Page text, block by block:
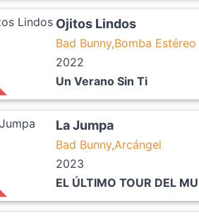
Ojitos Lindos
Bad Bunny,Bomba Estéreo
2022
Un Verano Sin Ti
La Jumpa
Bad Bunny,Arcángel
2023
EL ÚLTIMO TOUR DEL